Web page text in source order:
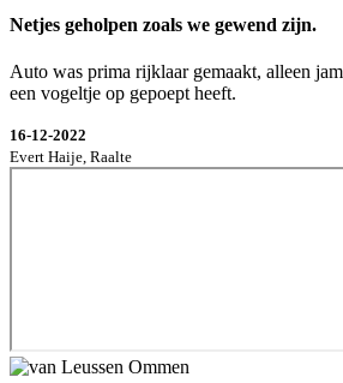
Netjes geholpen zoals we gewend zijn.
Auto was prima rijklaar gemaakt, alleen
een vogeltje op gepoept heeft.
16-12-2022
Evert Haije, Raalte